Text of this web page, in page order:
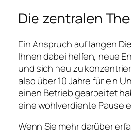
Die zentralen
Ein Anspruch auf langen
Ihnen dabei helfen, neue
und sich neu zu
also über 10 Jahre für ein
einen Betrieb gearbeitet
eine wohlverdiente Pause
Wenn Sie mehr darüber